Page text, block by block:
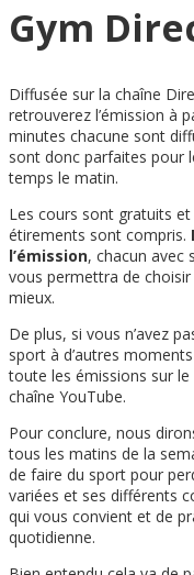
Gym
Diffusée sur la chaîne
retrouverez l’émission à
minutes chacune sont
sont donc parfaites pour
temps le matin.
Les cours sont gratuits
étirements sont compris.
l’émission, chacun avec
vous permettra de
mieux.
De plus, si vous n’avez
sport à d’autres
toute les émissions sur
chaîne YouTube.
Pour conclure, nous
tous les matins de la
de faire du sport pour
variées et ses différents
qui vous convient et de
quotidienne.